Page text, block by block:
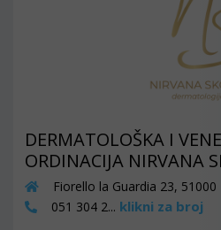
DERMATOLOŠKA I
ORDINACIJA NIRVANA
Fiorello la Guardia 23,
051 304 2... klikni za broj